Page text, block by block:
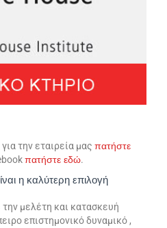
την εταιρεία μας πατήστε
πατήστε εδώ.
η καλύτερη επιλογή
την μελέτη και κατασκευή
επιστημονικό δυναμικό ,